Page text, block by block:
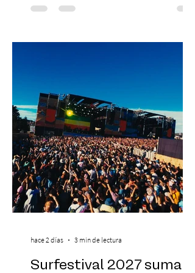
yoga, bienestar y vida consciente, con la
Antonella Orsini, Yoga Woman y más
Centro Cultural Estación Mapocho, espacio
que albergará durante dos jornadas una
pro
Surfestival 2027 suma a
hace 2 días 3 min de lectura